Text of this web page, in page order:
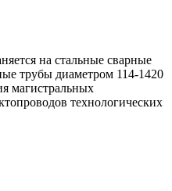
на стальные сварные
трубы диаметром 114-1420
магистральных
технологических